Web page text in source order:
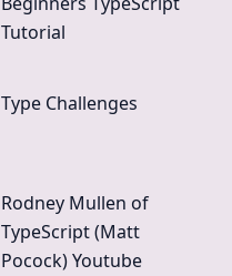
Tutorial
Type Challenges
Rodney Mullen of
TypeScript (Matt
Pocock) Youtube